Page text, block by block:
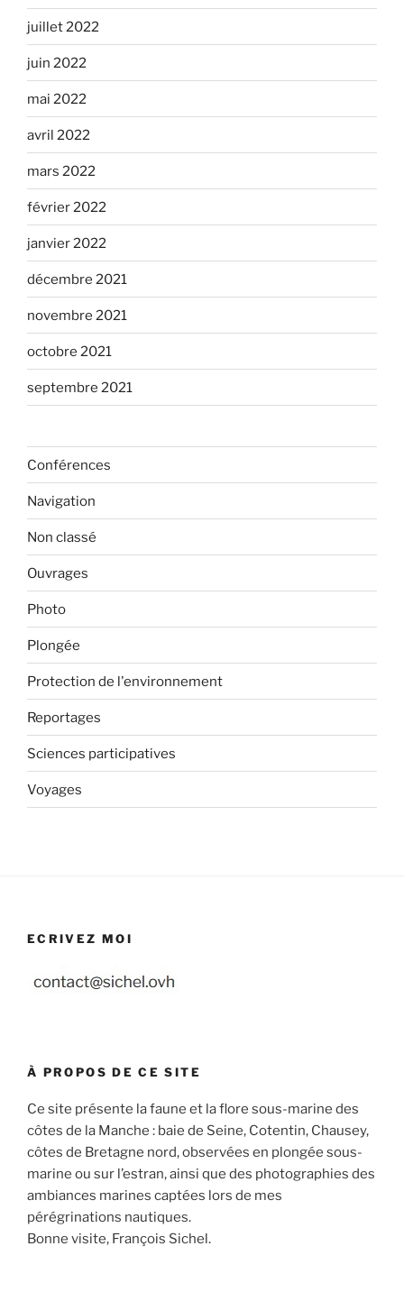
juillet 2022
juin 2022
mai 2022
avril 2022
mars 2022
février 2022
janvier 2022
décembre 2021
novembre 2021
octobre 2021
septembre 2021
Conférences
Navigation
Non classé
Ouvrages
Photo
Plongée
Protection de l'environnement
Reportages
Sciences participatives
Voyages
ECRIVEZ MOI
À PROPOS DE CE SITE
Ce site présente la faune et la flore sous-marine des
côtes de la Manche : baie de Seine, Cotentin, Chausey,
côtes de Bretagne nord, observées en plongée sous-
marine ou sur l’estran, ainsi que des photographies des
ambiances marines captées lors de mes
pérégrinations nautiques.
Bonne visite, François Sichel.